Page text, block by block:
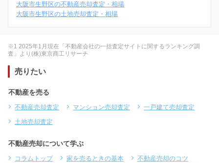
大阪市生野区の不動産売却査定・相場
大阪市生野区の土地売却査定・相場
※1 2025年1月現在「不動産会社の一括査定サイトに関するランキング調
査」より(株)東京商工リサーチ
売りたい
不動産を売る
不動産売却査定 マンション売却査定
一戸建て売却査定
土地売却査定
不動産売却について学ぶ
コラムトップ 家を売るときの基本
不動産売却のコツ